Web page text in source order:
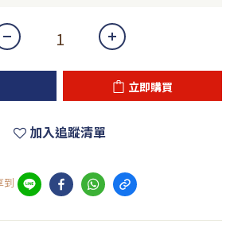
立即購買
加入追蹤清單
到